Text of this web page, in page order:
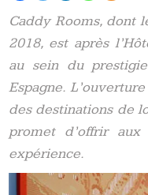
Caddy Rooms, dont
2018, est après
au sein du
Espagne.
des destinations de
promet d’offrir
expérience.